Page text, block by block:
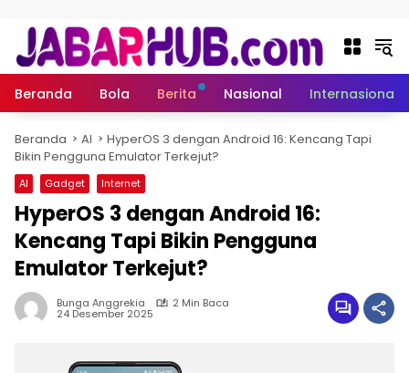
Beranda Bola Berita Nasional Internasional
Beranda AI
HyperOS 3 dengan Android 16: Kencang Tapi
Bikin Pengguna Emulator Terkejut?
AI Gadget Internet
HyperOS 3 dengan Android 16:
Kencang Tapi Bikin Pengguna
Emulator Terkejut?
Bunga Anggrekia 2 Min Baca
24 Desember 2025